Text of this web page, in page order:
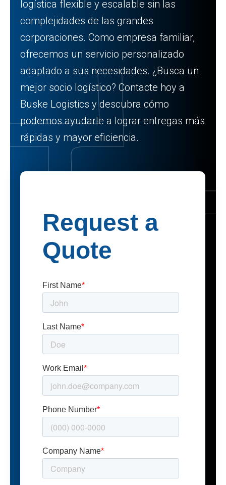
logística flexible y escalable sin las
complejidades de las grandes
corporaciones. Como empresa familiar,
ofrecemos un servicio personalizado
adaptado a sus necesidades. ¿Busca un
mejor socio logístico? Contacte hoy a
Buske Logistics y descubra cómo
podemos ayudarle a lograr entregas más
rápidas y mayor eficiencia.